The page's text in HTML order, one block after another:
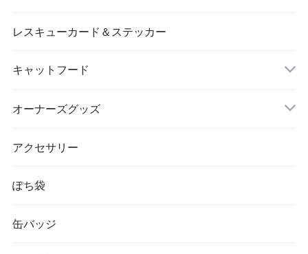
レスキューカード＆ステッカー
キャットフード
ドライフード
オーナーズグッズ
お茶
アクセサリー
ぽち袋
缶バッジ